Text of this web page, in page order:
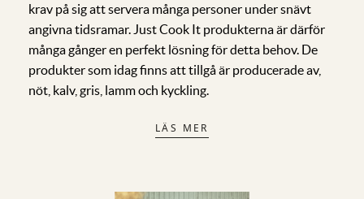
krav på sig att servera många personer under snävt
angivna tidsramar. Just Cook It produkterna är därför
många gånger en perfekt lösning för detta behov. De
produkter som idag finns att tillgå är producerade av,
nöt, kalv, gris, lamm och kyckling.
LÄS MER